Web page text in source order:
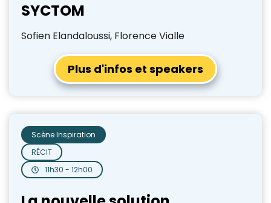
SYCTOM
Sofien Elandaloussi, Florence Vialle
Plus d'infos et speakers
11h30 - 12h00
RÉCIT
Scène Inspiration